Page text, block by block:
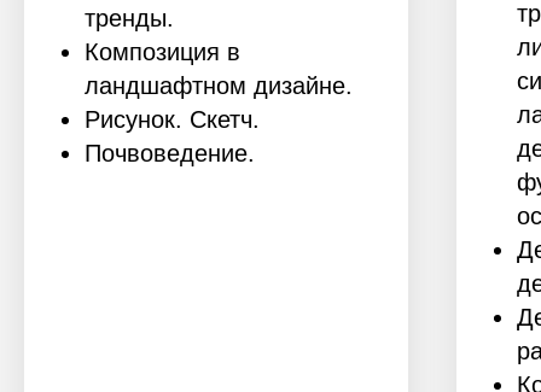
тренды.
Композиция в
ландшафтном дизайне.
Рисунок. Скетч.
Почвоведение.